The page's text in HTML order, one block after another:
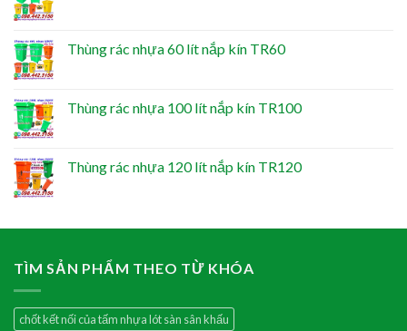
Thùng rác nhựa 60 lít nắp kín TR60
Thùng rác nhựa 100 lít nắp kín TR100
Thùng rác nhựa 120 lít nắp kín TR120
TÌM SẢN PHẨM THEO TỪ KHÓA
chốt kết nối của tấm nhựa lót sàn sân khấu